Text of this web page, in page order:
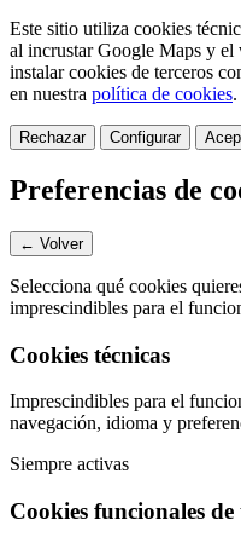
Este sitio utiliza cookies
al incrustar Google Maps y el
instalar cookies de terceros
en nuestra política de cookies.
Rechazar Configurar
Preferencias de
← Volver
Selecciona qué cookies
imprescindibles para el
Cookies técnicas
Imprescindibles para el
navegación, idioma y
Siempre activas
Cookies funcionales de